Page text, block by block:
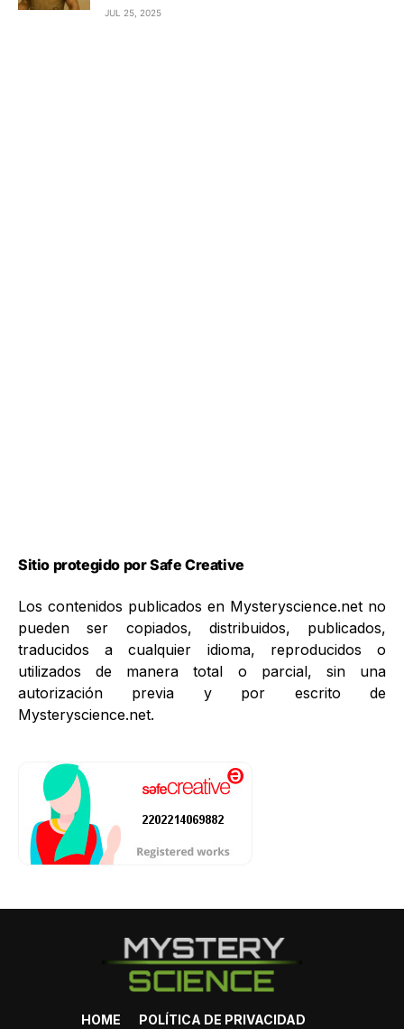
JUL 25, 2025
Sitio protegido por Safe Creative
Los contenidos publicados en Mysteryscience.net no
pueden ser copiados, distribuidos, publicados,
traducidos a cualquier idioma, reproducidos o
utilizados de manera total o parcial, sin una
autorización previa y por escrito de
Mysteryscience.net.
HOME POLÍTICA DE PRIVACIDAD